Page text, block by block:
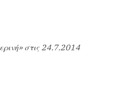
στις 24.7.2014